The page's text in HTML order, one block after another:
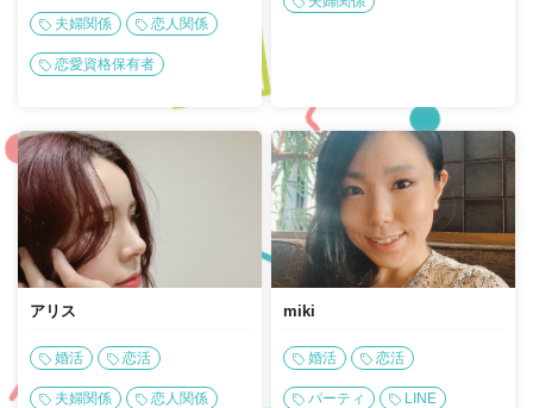
夫婦関係 恋人関係
恋愛資格保有者
アリス
婚活 恋活
夫婦関係 恋人関係
miki
婚活 恋活
パーティ LINE